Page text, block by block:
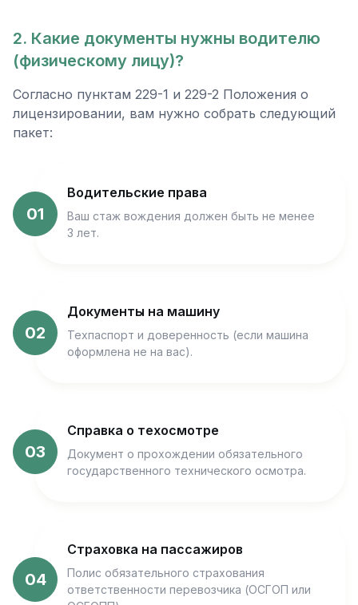
2. Какие документы нужны водителю
(физическому лицу)?
Согласно пунктам 229-1 и 229-2 Положения о
лицензировании, вам нужно собрать следующий
пакет:
01
Водительские права
Ваш стаж вождения должен быть не менее
3 лет.
02
Документы на машину
Техпаспорт и доверенность (если машина
оформлена не на вас).
03
Справка о техосмотре
Документ о прохождении обязательного
государственного технического осмотра.
04
Страховка на пассажиров
Полис обязательного страхования
ответственности перевозчика (ОСГОП или